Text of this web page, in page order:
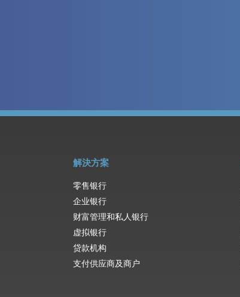
解決方案
零售银行
企业银行
财富管理和私人银行
虚拟银行
贷款机构
支付供应商及商户